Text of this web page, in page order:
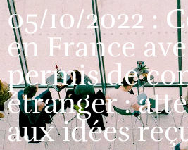
05/10/2022 :
en France
permis de
étranger :
aux idées